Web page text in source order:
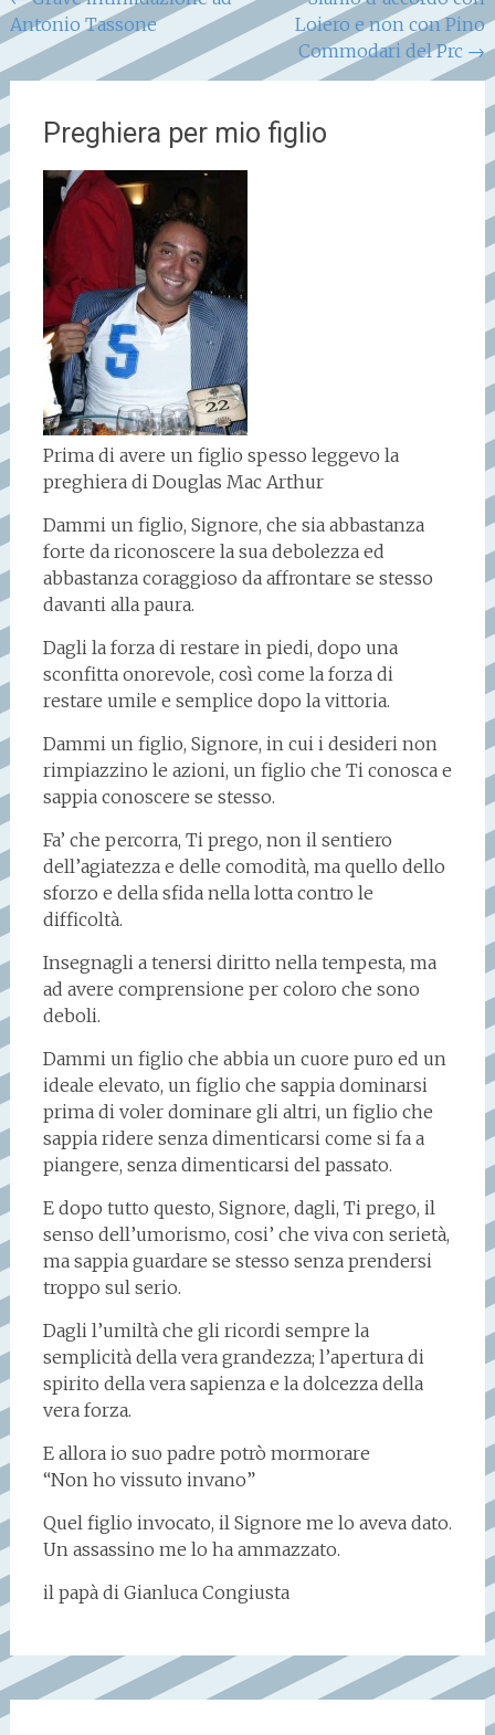
articoli
Antonio Tassone
Loiero e non con Pino
Commodari del Prc →
Preghiera per mio figlio
Prima di avere un figlio spesso leggevo la
preghiera di Douglas Mac Arthur
Dammi un figlio, Signore, che sia abbastanza
forte da riconoscere la sua debolezza ed
abbastanza coraggioso da affrontare se stesso
davanti alla paura.
Dagli la forza di restare in piedi, dopo una
sconfitta onorevole, così come la forza di
restare umile e semplice dopo la vittoria.
Dammi un figlio, Signore, in cui i desideri non
rimpiazzino le azioni, un figlio che Ti conosca e
sappia conoscere se stesso.
Fa’ che percorra, Ti prego, non il sentiero
dell’agiatezza e delle comodità, ma quello dello
sforzo e della sfida nella lotta contro le
difficoltà.
Insegnagli a tenersi diritto nella tempesta, ma
ad avere comprensione per coloro che sono
deboli.
Dammi un figlio che abbia un cuore puro ed un
ideale elevato, un figlio che sappia dominarsi
prima di voler dominare gli altri, un figlio che
sappia ridere senza dimenticarsi come si fa a
piangere, senza dimenticarsi del passato.
E dopo tutto questo, Signore, dagli, Ti prego, il
senso dell’umorismo, cosi’ che viva con serietà,
ma sappia guardare se stesso senza prendersi
troppo sul serio.
Dagli l’umiltà che gli ricordi sempre la
semplicità della vera grandezza; l’apertura di
spirito della vera sapienza e la dolcezza della
vera forza.
E allora io suo padre potrò mormorare
“Non ho vissuto invano”
Quel figlio invocato, il Signore me lo aveva dato.
Un assassino me lo ha ammazzato.
il papà di Gianluca Congiusta